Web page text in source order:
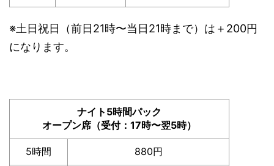
※土日祝日（前日21時〜当日21時まで）は＋200円
になります。
ナイト5時間パック
オープン席（受付：17時〜翌5時）
5時間 880円